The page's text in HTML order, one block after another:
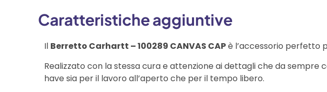
Caratteristiche aggiuntive
Il Berretto Carhartt – 100289 CANVAS CAPè l’accessorio perfetto
Realizzato con la stessa cura e attenzione ai dettagli che da
have sia per il lavoro all’aperto che per il tempo libero.